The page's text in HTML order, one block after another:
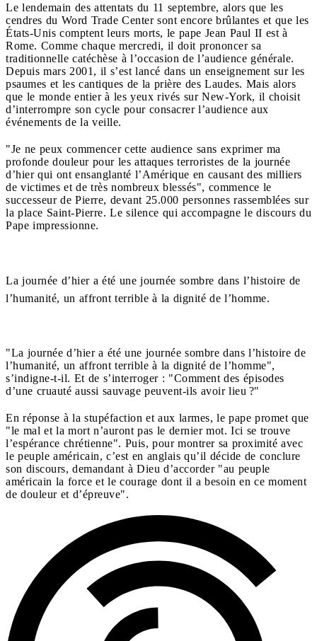
Le lendemain des attentats du 11 septembre, alors que les
cendres du Word Trade Center sont encore brûlantes et que les
États-Unis comptent leurs morts, le pape Jean Paul II est à
Rome. Comme chaque mercredi, il doit prononcer sa
traditionnelle catéchèse à l’occasion de l’audience générale.
Depuis mars 2001, il s’est lancé dans un enseignement sur les
psaumes et les cantiques de la prière des Laudes. Mais alors
que le monde entier à les yeux rivés sur New-York, il choisit
d’interrompre son cycle pour consacrer l’audience aux
événements de la veille.
"Je ne peux commencer cette audience sans exprimer ma
profonde douleur pour les attaques terroristes de la journée
d’hier qui ont ensanglanté l’Amérique en causant des milliers
de victimes et de très nombreux blessés", commence le
successeur de Pierre, devant 25.000 personnes rassemblées sur
la place Saint-Pierre. Le silence qui accompagne le discours du
Pape impressionne.
La journée d’hier a été une journée sombre dans l’histoire de
l’humanité, un affront terrible à la dignité de l’homme.
"La journée d’hier a été une journée sombre dans l’histoire de
l’humanité, un affront terrible à la dignité de l’homme",
s’indigne-t-il. Et de s’interroger : "Comment des épisodes
d’une cruauté aussi sauvage peuvent-ils avoir lieu ?"
En réponse à la stupéfaction et aux larmes, le pape promet que
"le mal et la mort n’auront pas le dernier mot. Ici se trouve
l’espérance chrétienne". Puis, pour montrer sa proximité avec
le peuple américain, c’est en anglais qu’il décide de conclure
son discours, demandant à Dieu d’accorder "au peuple
américain la force et le courage dont il a besoin en ce moment
de douleur et d’épreuve".